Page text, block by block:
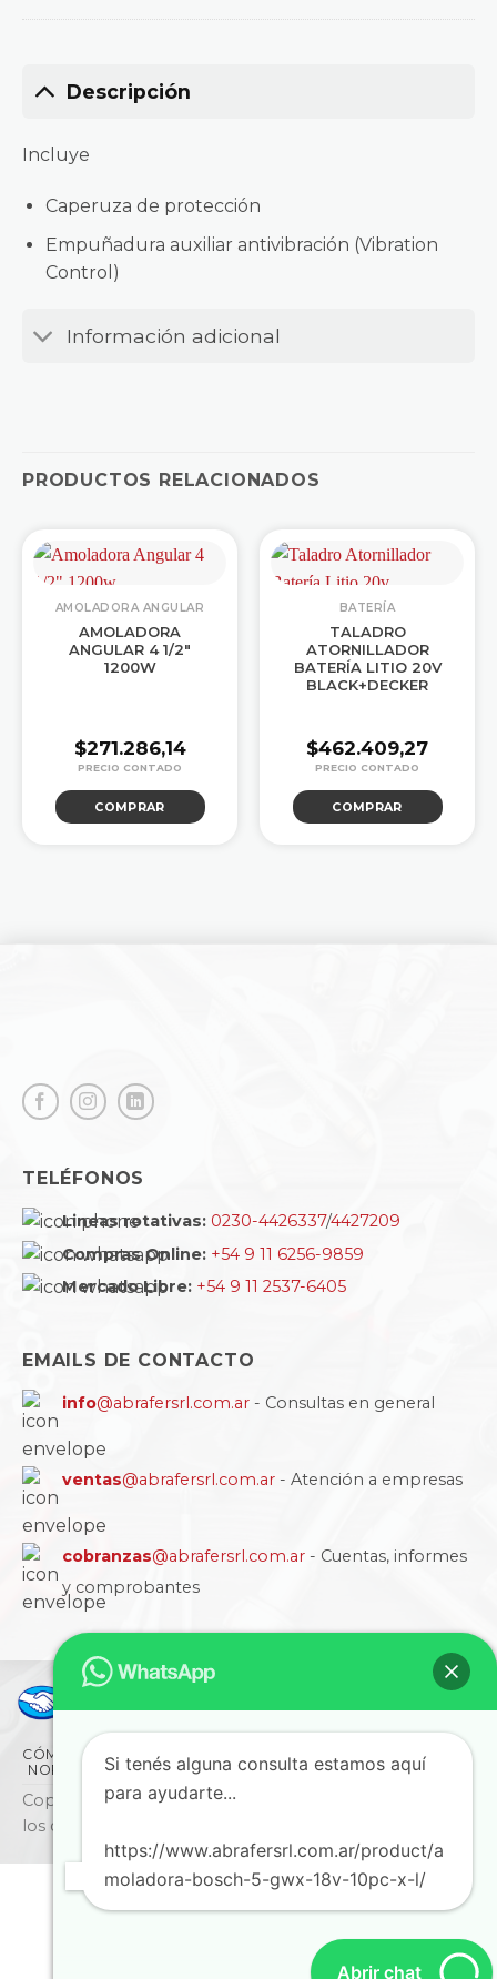
Descripción
Incluye
Caperuza de protección
Empuñadura auxiliar antivibración (Vibration
Control)
Información adicional
PRODUCTOS RELACIONADOS
AMOLADORA ANGULAR
AMOLADORA
ANGULAR 4 1/2″
1200W
$271.286,14
COMPRAR
BATERÍA
TALADRO
ATORNILLADOR
BATERÍA LITIO 20V
BLACK+DECKER
$462.409,27
COMPRAR
TELÉFONOS
Lineas rotativas: 0230-4426337/4427209
Compras Online: +54 9 11 6256-9859
Mercado Libre: +54 9 11 2537-6405
EMAILS DE CONTACTO
info@abrafersrl.com.ar - Consultas en general
ventas@abrafersrl.com.ar - Atención a empresas
cobranzas@abrafersrl.com.ar - Cuentas, informes
y comprobantes
CÓMO COMPRAR CONDICIONES
LA EMPRESA
NORMAS IRAM
BLOG SUCURSALES CONTACTO
Copyright © 2026 ABRAFER SRL - Todos
los derechos reservados
Si tenés alguna consulta estamos aquí
para ayudarte...
https://www.abrafersrl.com.ar/product/a
moladora-bosch-5-gwx-18v-10pc-x-l/
Abrir chat